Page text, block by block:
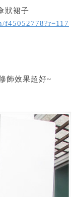
狀裙子
f45052778?r=117
飾效果超好~